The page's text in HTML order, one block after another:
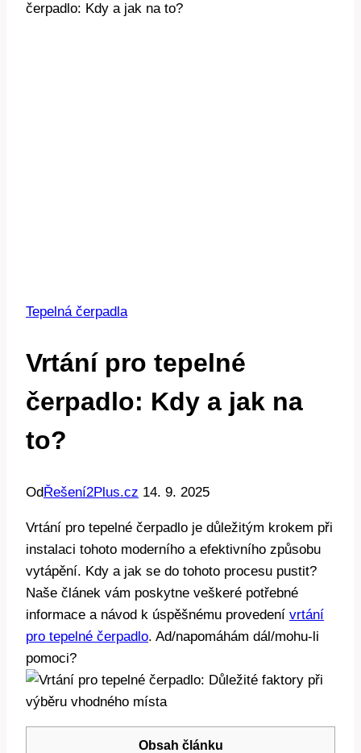
čerpadlo: Kdy a jak na to?
Tepelná čerpadla
Vrtání pro tepelné
čerpadlo: Kdy a jak na
to?
OdŘešení2Plus.cz 14. 9. 2025
Vrtání pro tepelné čerpadlo je důležitým krokem při
instalaci tohoto moderního a efektivního způsobu
vytápění. Kdy a jak se do tohoto procesu pustit?
Naše článek vám poskytne veškeré potřebné
informace a návod k úspěšnému provedení vrtání
pro tepelné čerpadlo. Ad/napomáhám dál/mohu-li
pomoci?
Obsah článku